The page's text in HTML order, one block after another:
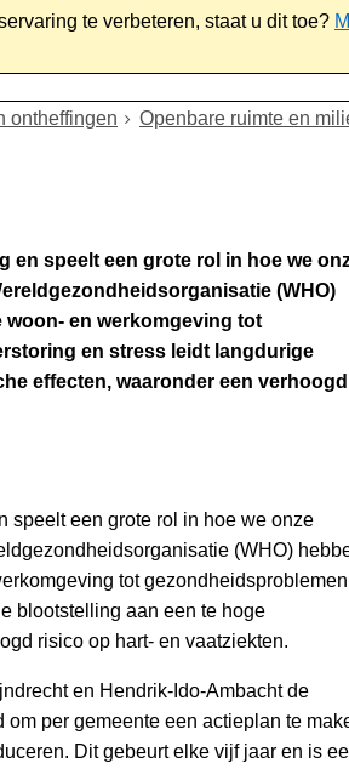
te verbeteren, staat u dit toe?
ontheffingen Openbare ruimte en
en speelt een grote rol in hoe we
(WHO)
woon- en werkomgeving tot
en stress leidt langdurige
effecten, waaronder een verhoogd
speelt een grote rol in hoe we onze
(WHO)
tot
blootstelling aan een te hoge
risico op hart- en vaatziekten.
en Hendrik-Ido-Ambacht de
per gemeente een actieplan te
Dit gebeurt elke vijf jaar en is